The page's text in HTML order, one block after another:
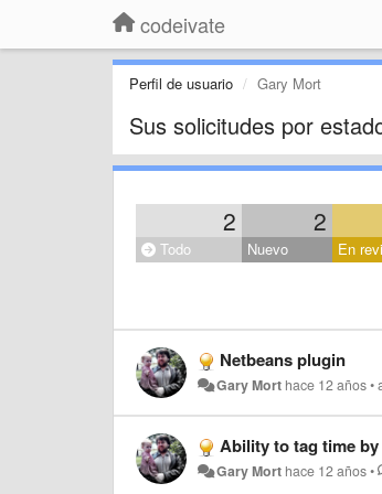
codeivate
Perfil de usuario Gary Mort
Sus solicitudes por
2 2
Todo Nuevo En
Netbeans plugin
Gary Mort hace 12 años•
Ability to tag time
Gary Mort hace 12 años•